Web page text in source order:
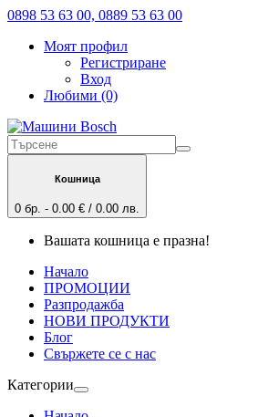
0898 53 63 00, 0889 53 63 00
Моят профил
Регистриране
Вход
Любими (0)
Кошница
0 бр. - 0.00 € / 0.00 лв.
Вашата кошница е празна!
Начало
ПРОМОЦИИ
Разпродажба
НОВИ ПРОДУКТИ
Блог
Свържете се с нас
Категории